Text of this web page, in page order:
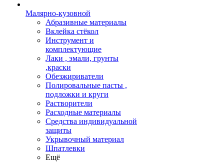
Малярно-кузовной
Абразивные материалы
Вклейка стёкол
Инструмент и
комплектующие
Лаки , эмали, грунты
,краски
Обезжириватели
Полировальные пасты ,
подложки и круги
Растворители
Расходные материалы
Средства индивидуальной
защиты
Укрывочный материал
Шпатлевки
Ещё